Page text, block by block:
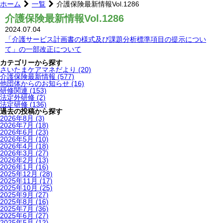
ホーム 一覧 介護保険最新情報Vol.1286
介護保険最新情報Vol.1286
2024.07.04
「介護サービス計画書の様式及び課題分析標準項目の提示につい
て」の一部改正について
カテゴリーから探す
さいたまケアマネだより (20)
介護保険最新情報 (577)
他団体からのお知らせ (16)
研修関連 (153)
法定外研修 (2)
法定研修 (136)
過去の投稿から探す
2026年8月 (3)
2026年7月 (18)
2026年6月 (23)
2026年5月 (10)
2026年4月 (18)
2026年3月 (27)
2026年2月 (13)
2026年1月 (16)
2025年12月 (28)
2025年11月 (17)
2025年10月 (25)
2025年9月 (27)
2025年8月 (16)
2025年7月 (36)
2025年6月 (27)